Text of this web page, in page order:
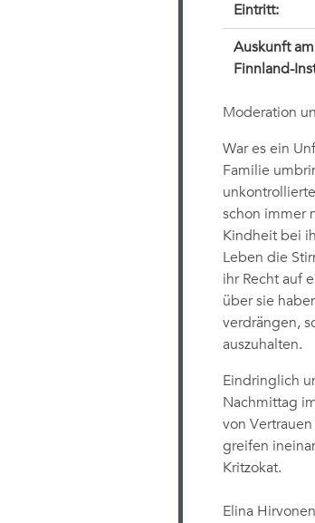
Eintritt:
Auskunft am
Finnland-
Moderation
War es ein
Familie
schon immer
Kindheit bei
Leben die
ihr Recht auf
über sie
verdrängen,
auszuhalten.
Eindringlich
Nachmittag
von
greifen
Kritzokat.
Elina Hirvonen